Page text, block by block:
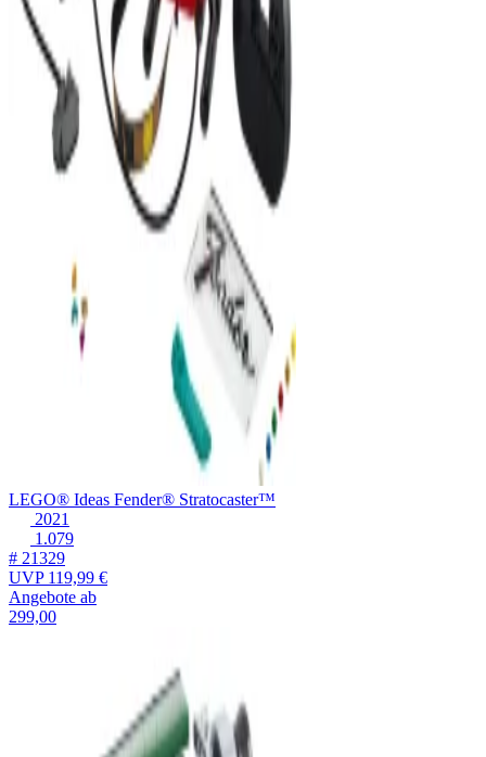
LEGO® Ideas Fender® Stratocaster™
2021
1.079
# 21329
UVP119,99 €
Angebote ab
299,00